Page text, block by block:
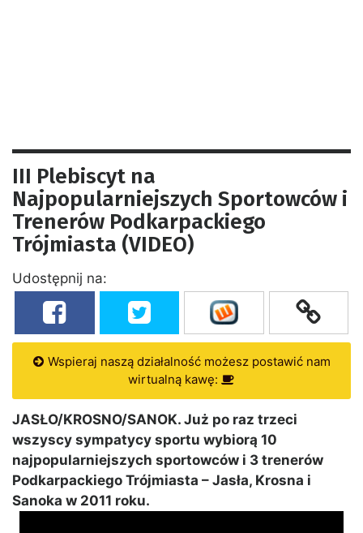
III Plebiscyt na
Najpopularniejszych Sportowców i
Trenerów Podkarpackiego
Trójmiasta (VIDEO)
Udostępnij na:
Wspieraj naszą działalność możesz postawić nam
wirtualną kawę:
JASŁO/KROSNO/SANOK. Już po raz trzeci
wszyscy sympatycy sportu wybiorą 10
najpopularniejszych sportowców i 3 trenerów
Podkarpackiego Trójmiasta – Jasła, Krosna i
Sanoka w 2011 roku.